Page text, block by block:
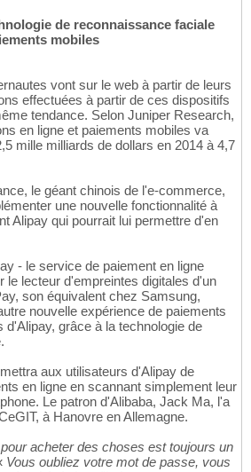
de reconnaissance faciale
mobiles
vont sur le web à partir de leurs
effectuées à partir de ces dispositifs
tendance. Selon Juniper Research,
en ligne et paiements mobiles va
mille milliards de dollars en 2014 à 4,7
le géant chinois de l'e-commerce,
une nouvelle fonctionnalité à
Alipay qui pourrait lui permettre d'en
- le service de paiement en ligne
le lecteur d'empreintes digitales d'un
son équivalent chez Samsung,
nouvelle expérience de paiements
d'Alipay, grâce à la technologie de
aux utilisateurs d'Alipay de
en ligne en scannant simplement leur
Le patron d'Alibaba, Jack Ma, l'a
à Hanovre en Allemagne.
acheter des choses est toujours un
Vous oubliez votre mot de passe, vous